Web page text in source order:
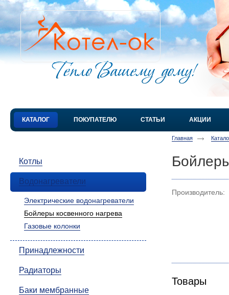
КАТАЛОГ ПОКУПАТЕЛЮ СТАТЬИ АКЦИИ
Котлы
Водонагреватели
Электрические водонагреватели
Бойлеры косвенного нагрева
Газовые колонки
Принадлежности
Радиаторы
Баки мембранные
Главная
Производитель:
Товары